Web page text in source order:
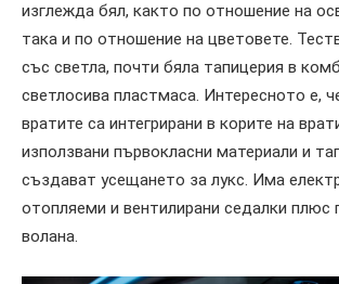
изглежда бял, както по отношение на
така и по отношение на цветовете.
със светла, почти бяла тапицерия в
светлосива пластмаса. Интересното е,
вратите са интегрирани в корите на
използвани първокласни материали и
създават усещането за лукс. Има
отопляеми и вентилирани седалки плюс
волана.